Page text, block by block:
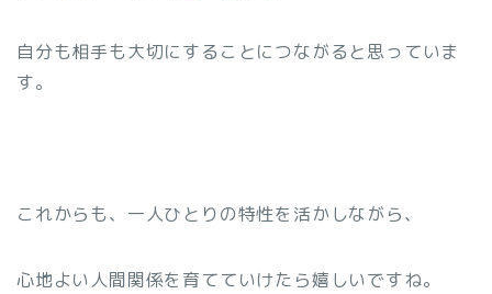
自分も相手も大切にすることにつながると思っていま
す。
これからも、一人ひとりの特性を活かしながら、
心地よい人間関係を育てていけたら嬉しいですね。